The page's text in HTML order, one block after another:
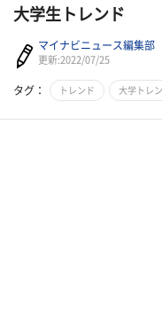
大学生トレンド
マイナビニュース編集部
更新:2022/07/25
タグ： トレンド 大学トレ